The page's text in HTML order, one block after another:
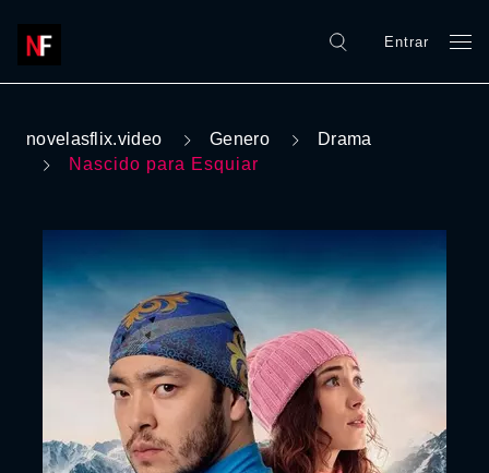
Entrar
novelasflix.video Genero
Drama
Nascido para Esquiar